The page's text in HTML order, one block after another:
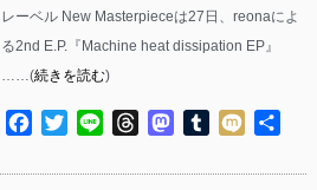
レーベル New Masterpieceは27日、reonaによ
る2nd E.P.『Machine heat dissipation EP』
……(続きを読む)
Facebook
TwitterLine ThreadsMastodon
Tumblr
Mixi